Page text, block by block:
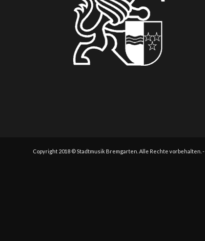
Copyright 2018 © Stadtmusik Bremgarten. Alle Rechte vorbehalten. -